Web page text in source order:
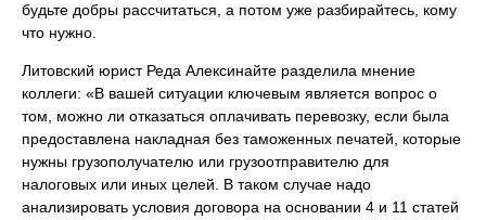
будьте добры рассчитаться, а потом уже разбирайтесь, кому
что нужно.
Литовский юрист Реда Алексинайте разделила мнение
коллеги: «В вашей ситуации ключевым является вопрос о
том, можно ли отказаться оплачивать перевозку, если была
предоставлена накладная без таможенных печатей, которые
нужны грузополучателю или грузоотправителю для
налоговых или иных целей. В таком случае надо
анализировать условия договора на основании 4 и 11 статей